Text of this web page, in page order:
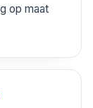
op maat